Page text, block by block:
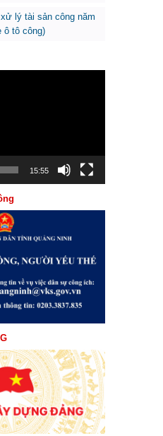
lý tài sản công năm
ô tô công)
15:55